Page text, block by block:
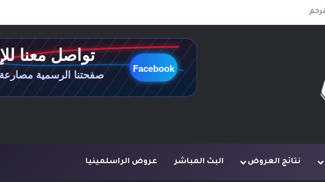
نتائج العروض البث المباشر عروض الراسلمينيا